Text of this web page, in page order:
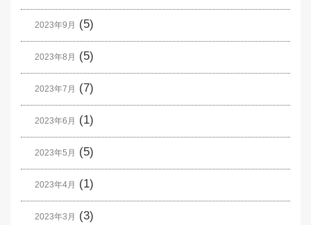
2023年9月 (5)
2023年8月 (5)
2023年7月 (7)
2023年6月 (1)
2023年5月 (5)
2023年4月 (1)
2023年3月 (3)